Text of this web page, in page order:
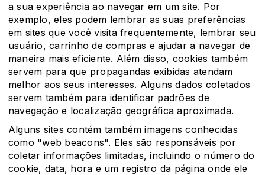
a sua experiência ao navegar em um site. Por
exemplo, eles podem lembrar as suas preferências
em sites que você visita frequentemente, lembrar seu
usuário, carrinho de compras e ajudar a navegar de
maneira mais eficiente. Além disso, cookies também
servem para que propagandas exibidas atendam
melhor aos seus interesses. Alguns dados coletados
servem também para identificar padrões de
navegação e localização geográfica aproximada.
Alguns sites contém também imagens conhecidas
como "web beacons". Eles são responsáveis por
coletar informações limitadas, incluindo o número do
cookie, data, hora e um registro da página onde ele